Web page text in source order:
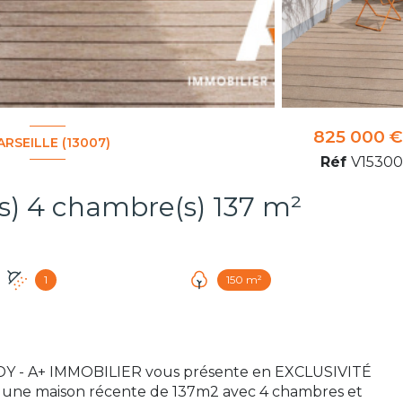
(13007)
Maison 5 pièce(s) 4 chambre(s) 137 m²
1 150 m²
825 000 €
Réf V15300
- A+ IMMOBILIER vous présente en EXCLUSIVITÉ
maison récente de 137m2 avec 4 chambres et